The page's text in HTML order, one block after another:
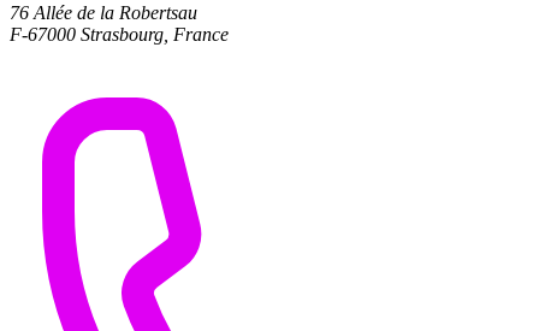
76 Allée de la Robertsau
F-67000 Strasbourg, France